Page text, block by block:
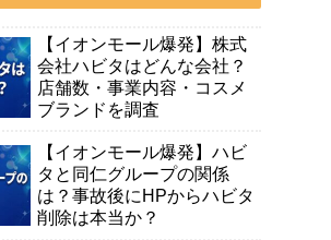
【イオンモール爆発】株式
会社ハビタはどんな会社？
店舗数・事業内容・コスメ
ブランドを調査
【イオンモール爆発】ハビ
タと同仁グループの関係
は？事故後にHPからハビタ
削除は本当か？